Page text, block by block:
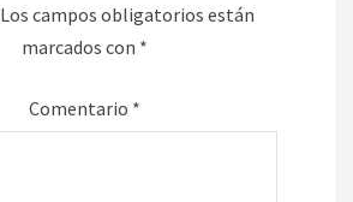
Los campos obligatorios están
marcados con *
Comentario *